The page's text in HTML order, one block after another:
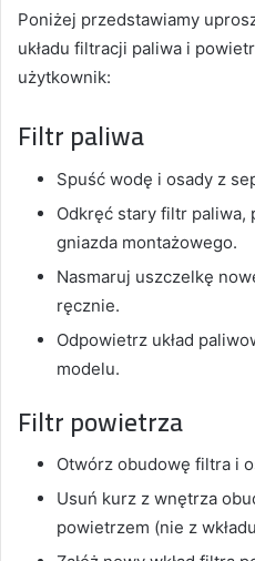
Poniżej przedstawiamy
układu filtracji paliwa i
użytkownik:
Filtr paliwa
Spuść wodę i osady z
Odkręć stary filtr paliwa,
gniazda montażowego.
Nasmaruj uszczelkę
ręcznie.
Odpowietrz układ
modelu.
Filtr powietrza
Otwórz obudowę filtra i
Usuń kurz z wnętrza
powietrzem (nie z